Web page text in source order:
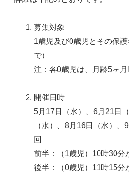
募集対象
1歳児及び0歳児とその保
で）
注：各0歳児は、月齢5ヶ月
開催日時
5月17日（水）、6月21日
（水）、8月16日（水）
回
前半：（1歳児）10時30分
後半：（0歳児）11時15分